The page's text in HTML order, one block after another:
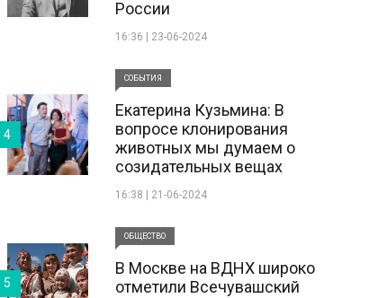
России
16:36 | 23-06-2024
СОБЫТИЯ
Екатерина Кузьмина: В
вопросе клонирования
животных мы думаем о
созидательных вещах
16:38 | 21-06-2024
4
ОБЩЕСТВО
В Москве на ВДНХ широко
отметили Всечувашский
5